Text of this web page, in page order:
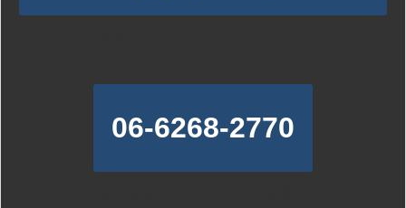
06-6268-2770